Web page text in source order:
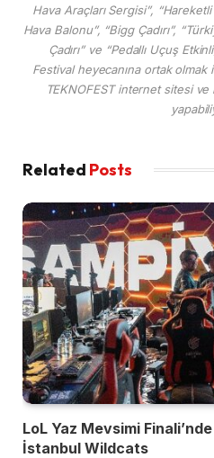
Hava Araçları Sergisi”,
Hava Balonu”, “Bigg Çadırı”,
Çadırı” ve “Pedallı Uçuş
Festival heyecanına ortak olmak
TEKNOFEST internet sitesi
Related Posts
LoL Yaz Mevsimi
İstanbul Wildcats